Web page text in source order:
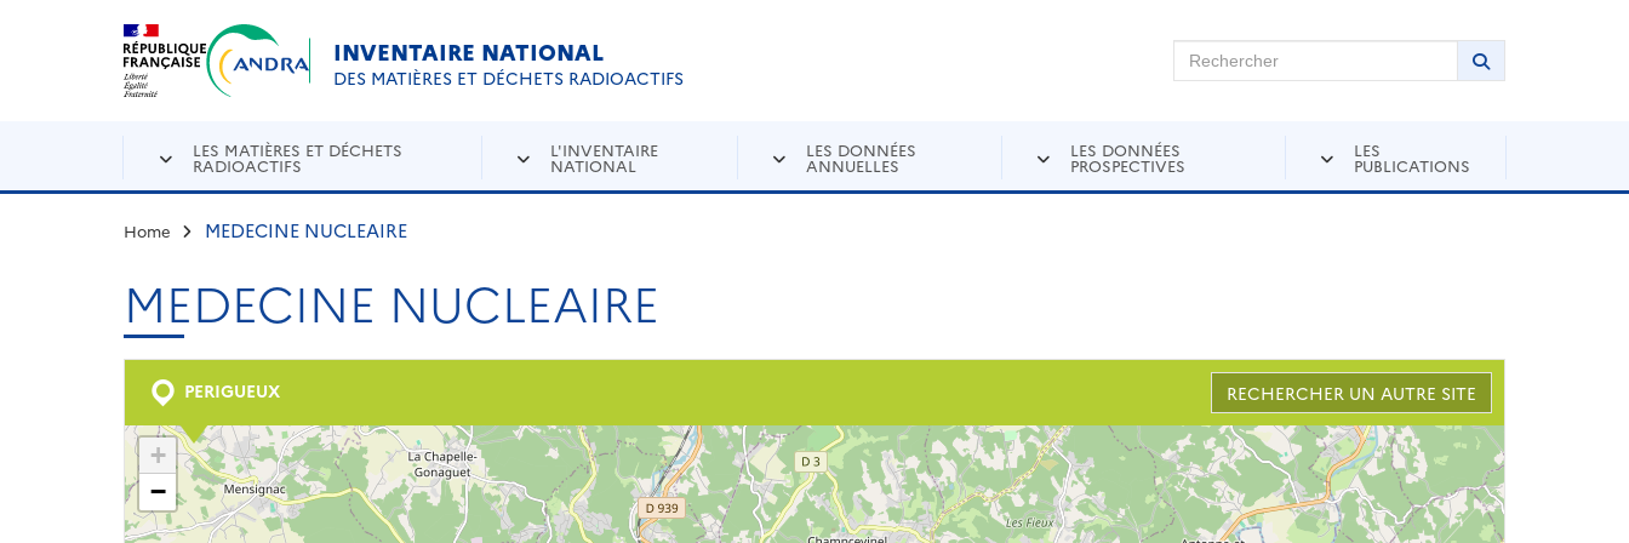
Aller au contenu principal
INVENTAIRE NATIONAL
DES MATIÈRES ET DÉCHETS RADIOACTIFS
Rechercher sur Andra Inventaire Rechercher
Lancer la
LES MATIÈRES ET DÉCHETS
RADIOACTIFS
L'INVENTAIRE
NATIONAL
LES DONNÉES
ANNUELLES
LES DONNÉES
PROSPECTIVES
LES
PUBLICATIONS
Home MEDECINE NUCLEAIRE
MEDECINE NUCLEAIRE
PERIGUEUX RECHERCHER UN AUTRE SITE
+
−